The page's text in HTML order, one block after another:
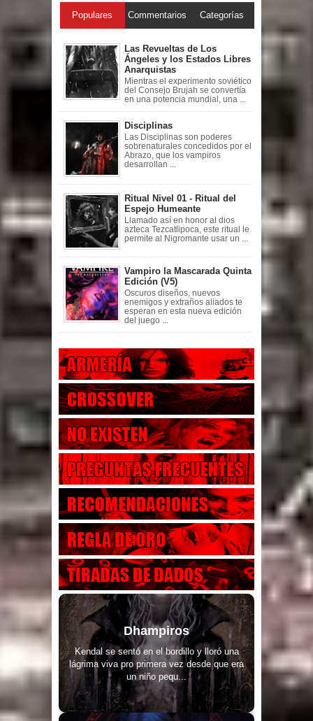
Populares Commentarios Categorías
Las Revueltas de Los
Ángeles y los Estados Libres
Anarquistas
Mientras el experimento soviético
del Consejo Brujah se convertía
en una potencia mundial, una ...
Disciplinas
Las Disciplinas son poderes
sobrenaturales concedidos por el
Abrazo, que los vampiros
desarrollan ...
Ritual Nivel 01 - Ritual del
Espejo Humeante
Llamado así en honor al dios
azteca Tezcatlipoca, este ritual le
permite al Nigromante usar un ...
Vampiro la Mascarada Quinta
Edición (V5)
Oscuros diseños, nuevos
enemigos y extraños aliados te
esperan en esta nueva edición
del juego ...
Dhampiros
Kendal se sentó en el bordillo y lloró una
lágrima viva pro primera vez desde que era
un niño pequ...